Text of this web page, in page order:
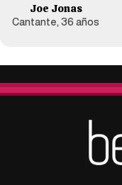
Joe Jonas
Cantante, 36 años